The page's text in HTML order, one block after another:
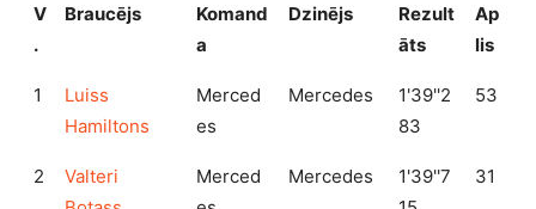
V
.
Braucējs
Komand
a
Dzinējs
Rezult
āts
Ap
lis
1
Luiss
Hamiltons
Merced
es
Mercedes
1'39''2
83
53
2
Valteri
Merced
Mercedes
1'39''7
31